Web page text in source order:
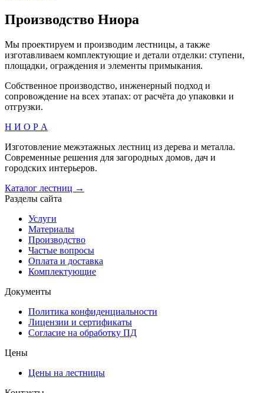
Производство Ниора
Мы проектируем и производим лестницы, а также
изготавливаем комплектующие и детали отделки: ступени,
площадки, ограждения и элементы примыкания.
Собственное производство, инженерный подход и
сопровождение на всех этапах: от расчёта до упаковки и
отгрузки.
Н И О Р А
Изготовление межэтажных лестниц из дерева и металла.
Современные решения для загородных домов, дач и
городских интерьеров.
Каталог лестниц →
Разделы сайта
Услуги
Материалы
Производство
Частые вопросы
Оплата и доставка
Комплектующие
Документы
Политика конфиденциальности
Лицензии и сертификаты
Согласие на обработку ПД
Цены
Цены на лестницы